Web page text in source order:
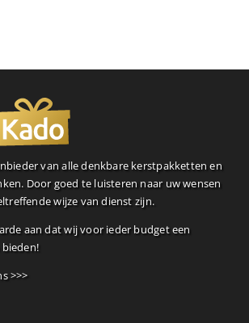
van alle denkbare kerstpakketten en
Door goed te luisteren naar uw wensen
wijze van dienst zijn.
aan dat wij voor ieder budget een
>>>